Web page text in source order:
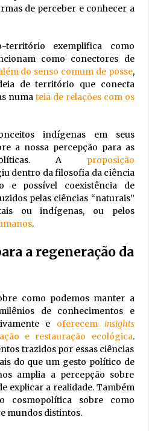
de perceber e conhecer a
território exemplifica como
como conectores de
do senso comum de posse,
de território que conecta
numa teia de relações com os
indígenas em seus
a nossa percepção para as
A proposição
dentro da filosofia da ciência
e possível coexistência de
pelas ciências “naturais”
ou indígenas, ou pelos
.
a regeneração da
como podemos manter a
de conhecimentos e
e oferecem insights
e restauração ecológica.
trazidos por essas ciências
do que um gesto político de
amplia a percepção sobre
explicar a realidade. Também
cosmopolítica sobre como
mundos distintos.